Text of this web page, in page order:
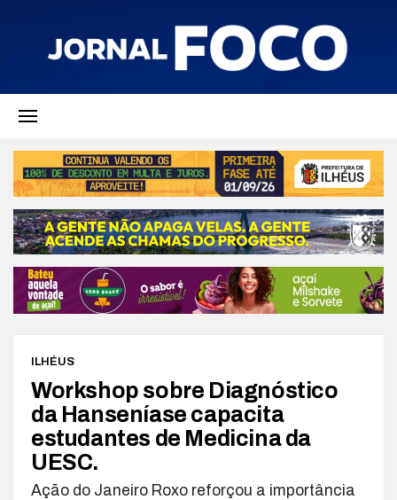
ILHÉUS
Workshop sobre Diagnóstico
da Hanseníase capacita
estudantes de Medicina da
UESC.
Ação do Janeiro Roxo reforçou a importância